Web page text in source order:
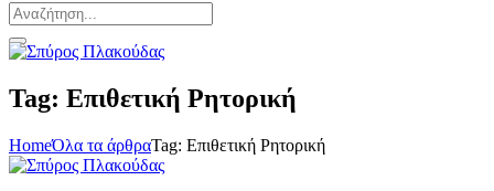
Tag: Επιθετική Ρητορική
HomeΌλα τα άρθραTag: Επιθετική Ρητορική